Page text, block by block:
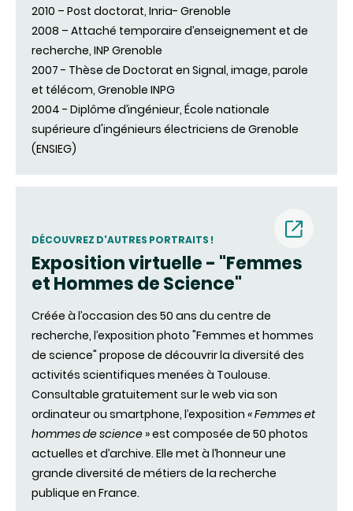
2010 – Post doctorat, Inria- Grenoble
2008 – Attaché temporaire d’enseignement et de
recherche, INP Grenoble
2007 - Thèse de Doctorat en Signal, image, parole
et télécom, Grenoble INPG
2004 - Diplôme d’ingénieur, École nationale
supérieure d'ingénieurs électriciens de Grenoble
(ENSIEG)
DÉCOUVREZ D'AUTRES PORTRAITS !
Exposition virtuelle - "Femmes
et Hommes de Science"
Créée à l’occasion des 50 ans du centre de
recherche, l’exposition photo "Femmes et hommes
de science" propose de découvrir la diversité des
activités scientifiques menées à Toulouse.
Consultable gratuitement sur le web via son
ordinateur ou smartphone, l’exposition « Femmes et
hommes de science » est composée de 50 photos
actuelles et d’archive. Elle met à l’honneur une
grande diversité de métiers de la recherche
publique en France.